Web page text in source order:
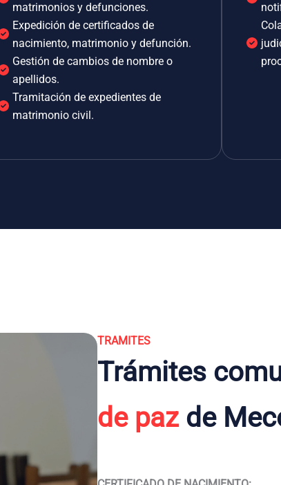
matrimonios y defunciones.
Expedición de certificados de
nacimiento, matrimonio y defunción.
Gestión de cambios de nombre o
apellidos.
Tramitación de expedientes de
matrimonio civil.
TRAMITES
Trámites
de pazde